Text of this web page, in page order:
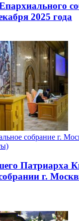
2025 года
собрание г.
Патриарха
г.